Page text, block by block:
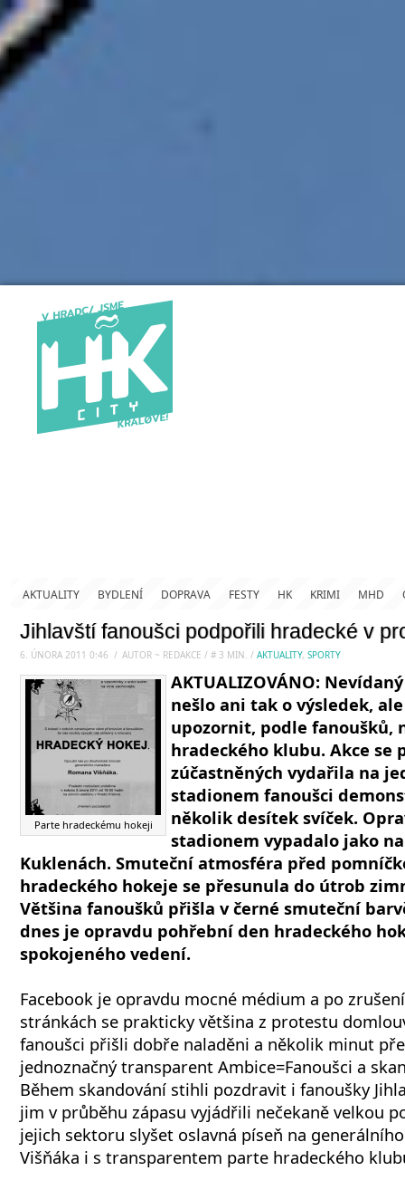
AKTUALITY BYDLENÍ DOPRAVA FESTY HK KRIMI MHD
Jihlavští fanoušci podpořili hradecké v
6. ÚNORA 2011 0:46 / AUTOR ~ REDAKCE / # 3 MIN. / AKTUALITY, SPORTY
Parte hradeckému hokeji
AKTUALIZOVÁNO:
nešlo ani tak o výsledek,
upozornit, podle fanoušků,
hradeckého klubu. Akce se
zúčastněných vydařila na
stadionem fanoušci
několik desítek svíček.
stadionem vypadalo jako
Kuklenách. Smuteční atmosféra před
hradeckého hokeje se přesunula do útrob
Většina fanoušků přišla v černé smuteční
dnes je opravdu pohřební den hradeckého
spokojeného vedení.
Facebook je opravdu mocné médium a po
stránkách se prakticky většina z protestu
fanoušci přišli dobře naladěni a několik minut
jednoznačný transparent Ambice=Fanoušci a
Během skandování stihli pozdravit i fanoušky
jim v průběhu zápasu vyjádřili nečekaně velkou
jejich sektoru slyšet oslavná píseň na
Višňáka i s transparentem parte hradeckého